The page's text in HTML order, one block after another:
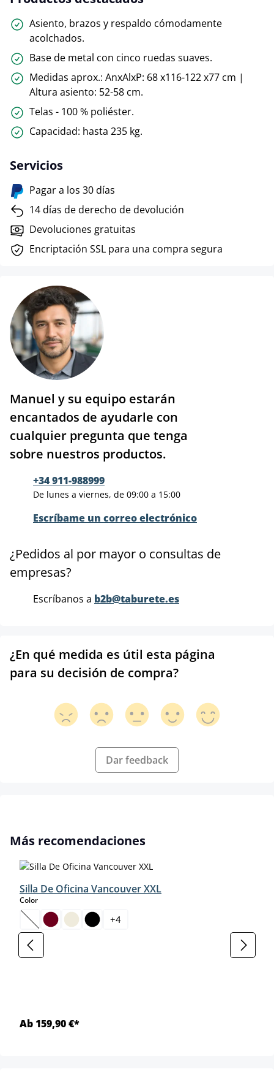
Asiento, brazos y respaldo cómodamente
acolchados.
Base de metal con cinco ruedas suaves.
Medidas aprox.: AnxAlxP: 68 x116-122 x77 cm |
Altura asiento: 52-58 cm.
Telas - 100 % poliéster.
Capacidad: hasta 235 kg.
Servicios
Pagar a los 30 días
14 días de derecho de devolución
Devoluciones gratuitas
Encriptación SSL para una compra segura
Manuel y su equipo estarán
encantados de ayudarle con
cualquier pregunta que tenga
sobre nuestros productos.
+34 911-988999
De lunes a viernes, de 09:00 a 15:00
Escríbame un correo electrónico
¿Pedidos al por mayor o consultas de
empresas?
Escríbanos a b2b@taburete.es
¿En qué medida es útil esta página
para su decisión de compra?
Dar feedback
Omitir la galería de productos
Más recomendaciones
Silla De Oficina Vancouver XXL
Colorselect
(Esta opción no está disponible en este momento.)
+4
Ab 159,90 €*